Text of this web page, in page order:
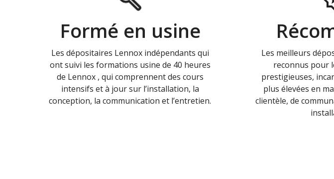
Formé en usine
Les dépositaires Lennox indépendants qui
ont suivi les formations usine de 40 heures
de Lennox , qui comprennent des cours
intensifs et à jour sur l’installation, la
conception, la communication et l’entretien.
Les meilleurs
reconnus pour
prestigieuses,
plus élevées en
clientèle, de